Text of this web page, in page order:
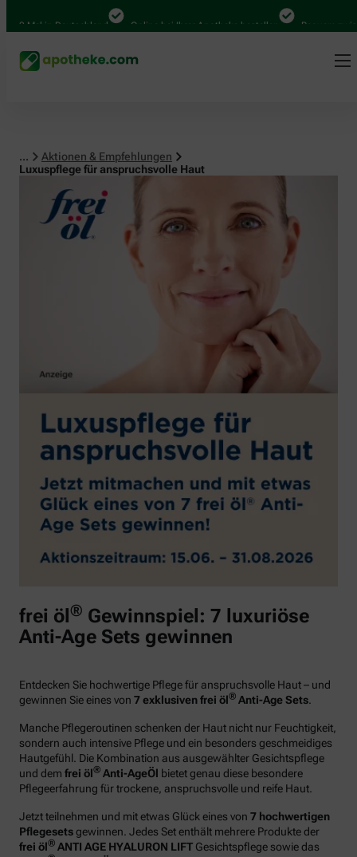
in Deutschland Online bei Ihrer Apotheke bestellen Bequem
...
Aktionen & Empfehlungen
Luxuspflege für anspruchsvolle Haut
frei öl ® Gewinnspiel: 7 luxuriöse
Anti-Age Sets gewinnen
Entdecken Sie hochwertige Pflege für anspruchsvolle Haut – und
gewinnen Sie eines von 7 exklusiven frei öl® Anti-Age Sets
Manche Pflegeroutinen schenken der Haut nicht nur Feuchtigkeit,
sondern auch intensive Pflege und ein besonders geschmeidiges
Hautgefühl. Die Kombination aus ausgewählter Gesichtspflege
und dem frei öl® Anti-AgeÖl bietet genau diese besondere
Pflegeerfahrung für trockene, anspruchsvolle und reife Haut.
Jetzt teilnehmen und mit etwas Glück eines von 7 hochwertigen
Pflegesetsgewinnen. Jedes Set enthält mehrere Produkte der
frei öl® ANTI AGE HYALURON LIFT Gesichtspflege sowie das